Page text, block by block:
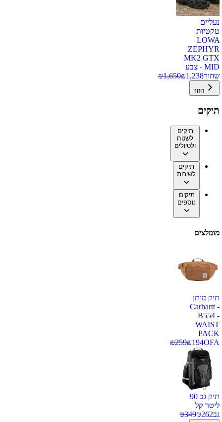
נעליים
טקטיות
LOWA
ZEPHYR
MK2 GTX
MID - צבע
שחור
₪1,238
₪1,650
חזור
תיקים
תיקים
לשטח
ולטיולים
תיקים
לשירות
תיקים
נוספים
מומלצים
תיק מותן
Carhartt -
B554 -
WAIST
PACK
OFA
₪194
₪259
תיק גב 90
ליטר קל
גב
₪262
₪349